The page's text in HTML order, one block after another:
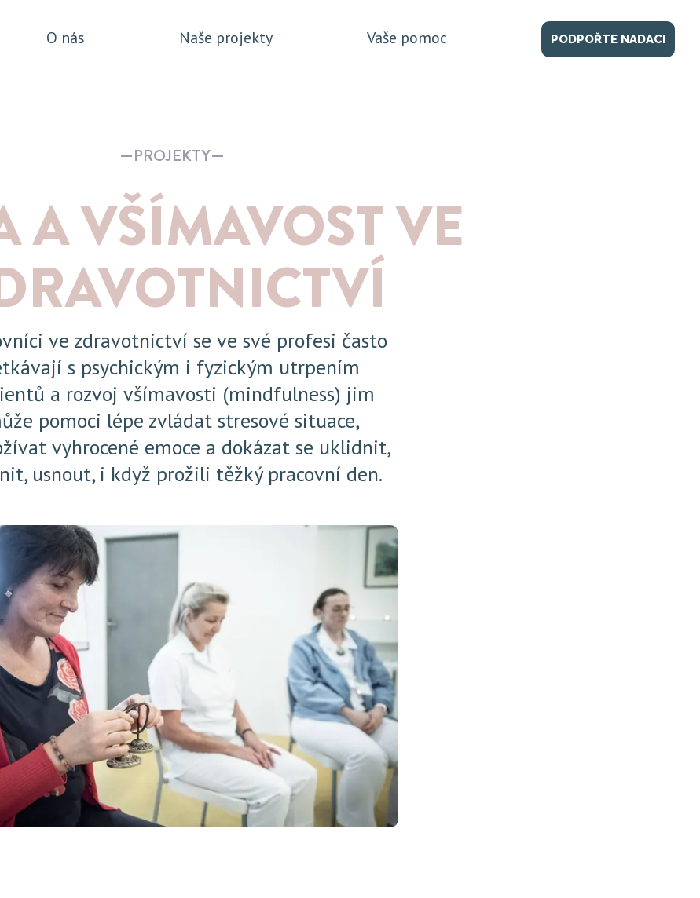
O nás Naše projekty Vaše pomoc PODPOŘTE NADACI
PROJEKTY
A VŠÍMAVOST VE
ve zdravotnictví se ve své profesi často
s psychickým i fyzickým utrpením
a rozvoj všímavosti (mindfulness) jim
pomoci lépe zvládat stresové situace,
vyhrocené emoce a dokázat se uklidnit,
usnout, i když prožili těžký pracovní den.